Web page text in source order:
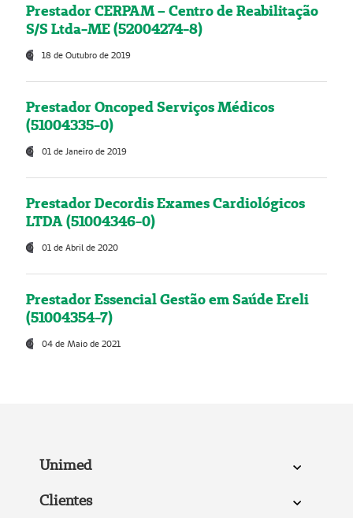
Prestador CERPAM – Centro de Reabilitação
S/S Ltda-ME (52004274-8)
18 de Outubro de 2019
Prestador Oncoped Serviços Médicos
(51004335-0)
01 de Janeiro de 2019
Prestador Decordis Exames Cardiológicos
LTDA (51004346-0)
01 de Abril de 2020
Prestador Essencial Gestão em Saúde Ereli
(51004354-7)
04 de Maio de 2021
Unimed
Clientes